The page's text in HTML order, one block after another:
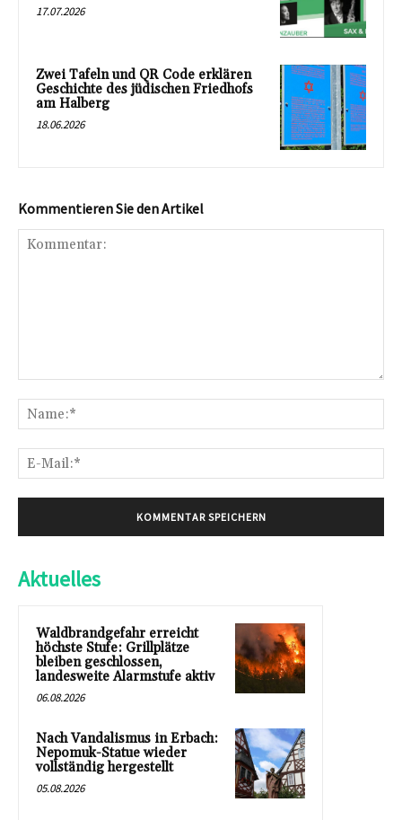
17.07.2026
Zwei Tafeln und QR Code erklären
Geschichte des jüdischen Friedhofs
am Halberg
18.06.2026
Kommentieren Sie den Artikel
Aktuelles
Waldbrandgefahr erreicht
höchste Stufe: Grillplätze
bleiben geschlossen,
landesweite Alarmstufe aktiv
06.08.2026
Nach Vandalismus in Erbach:
Nepomuk-Statue wieder
vollständig hergestellt
05.08.2026